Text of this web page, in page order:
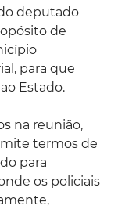
deputado
de
para que
Estado.
na reunião,
termos de
para
os policiais